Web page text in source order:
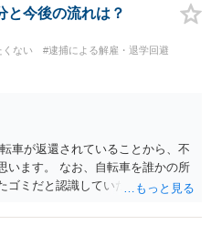
と今後の流れは？
くない
#逮捕による解雇・退学回避
車が返還されていることから、不
います。 なお、自転車を誰かの所
ゴミだと認識していた場合には占